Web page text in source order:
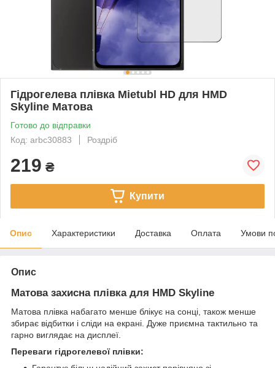
Гідрогелева плівка Mietubl HD для HMD
Skyline Матова
Готово до відправки
Код: arbc30883
Роздріб
219 ₴
Купити
Опис Характеристики Доставка Оплата Умови
Опис
Матова захисна плівка для HMD Skyline
Матова плівка набагато менше блікує на сонці, також менше
збирає відбитки і сліди на екрані. Дуже приємна тактильно та
гарно виглядає на дисплеї.
Переваги гідрогелевої плівки: